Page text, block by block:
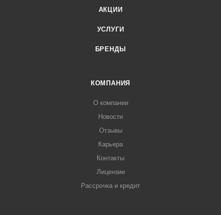
АКЦИИ
УСЛУГИ
БРЕНДЫ
КОМПАНИЯ
О компании
Новости
Отзывы
Карьера
Контакты
Лицензии
Рассрочка и кредит